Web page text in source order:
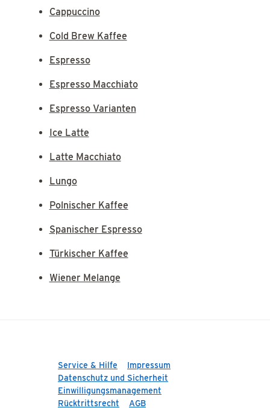
Cappuccino
Cold Brew Kaffee
Espresso
Espresso Macchiato
Espresso Varianten
Ice Latte
Latte Macchiato
Lungo
Polnischer Kaffee
Spanischer Espresso
Türkischer Kaffee
Wiener Melange
Service & Hilfe
Impressum
Datenschutz und Sicherheit
Einwilligungsmanagement
Rücktrittsrecht
AGB